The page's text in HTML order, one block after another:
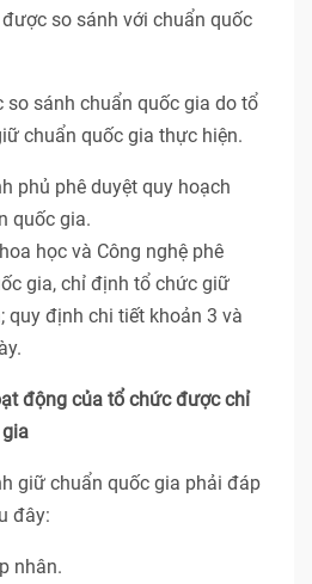
so sánh với chuẩn quốc
so sánh chuẩn quốc gia do tổ
chuẩn quốc gia thực hiện.
phủ phê duyệt quy hoạch
quốc gia.
học và Công nghệ phê
gia, chỉ định tổ chức giữ
quy định chi tiết khoản 3 và
động của tổ chức được chỉ
giữ chuẩn quốc gia phải đáp
đây:
nhân.